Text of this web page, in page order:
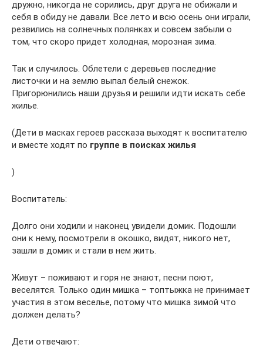
дружно, никогда не сорились, друг друга не обижали и
себя в обиду не давали. Все лето и всю осень они играли,
резвились на солнечных полянках и совсем забыли о
том, что скоро придет холодная, морозная зима.
Так и случилось. Облетели с деревьев последние
листочки и на землю выпал белый снежок.
Пригорюнились наши друзья и решили идти искать себе
жилье.
(Дети в масках героев рассказа выходят к воспитателю
и вместе ходят по группе в поисках жилья
)
Воспитатель:
Долго они ходили и наконец увидели домик. Подошли
они к нему, посмотрели в окошко, видят, никого нет,
зашли в домик и стали в нем жить.
Живут – поживают и горя не знают, песни поют,
веселятся. Только один мишка – топтыжка не принимает
участия в этом веселье, потому что мишка зимой что
должен делать?
Дети отвечают: